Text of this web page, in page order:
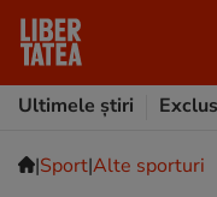
Ultimele știri
|Sport|Alte sporturi